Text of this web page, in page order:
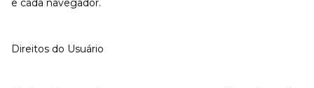
e cada navegador.
Direitos do Usuário